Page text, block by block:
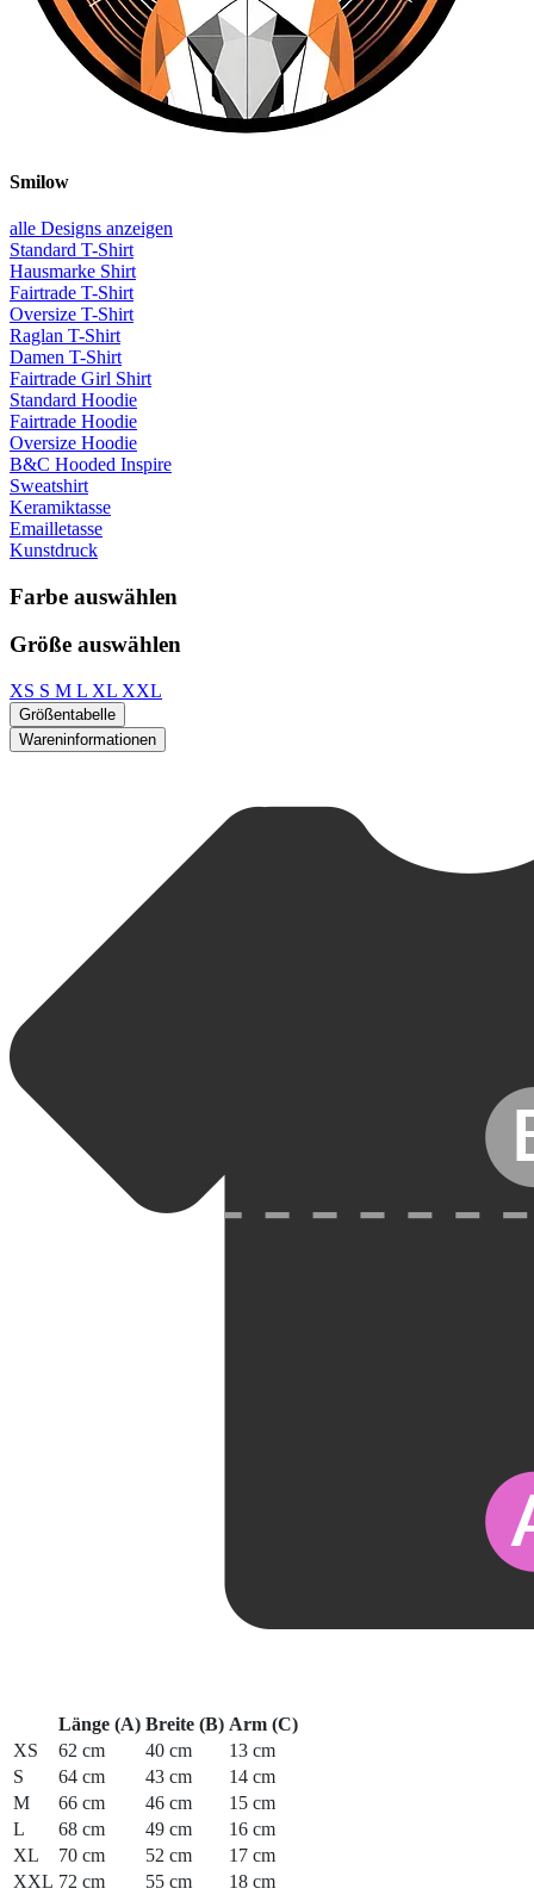
Smilow
alle Designs anzeigen
Standard T-Shirt
Hausmarke Shirt
Fairtrade T-Shirt
Oversize T-Shirt
Raglan T-Shirt
Damen T-Shirt
Fairtrade Girl Shirt
Standard Hoodie
Fairtrade Hoodie
Oversize Hoodie
B&C Hooded Inspire
Sweatshirt
Keramiktasse
Emailletasse
Kunstdruck
Farbe auswählen
Größe auswählen
XS S M L XL XXL
Größentabelle
Wareninformationen
Länge (A) Breite (B) Arm (C)
XS
62 cm 40 cm
13 cm
S
64 cm 43 cm
14 cm
M
66 cm 46 cm
15 cm
L
68 cm 49 cm
16 cm
XL
70 cm 52 cm
17 cm
XXL 72 cm 55 cm 18 cm